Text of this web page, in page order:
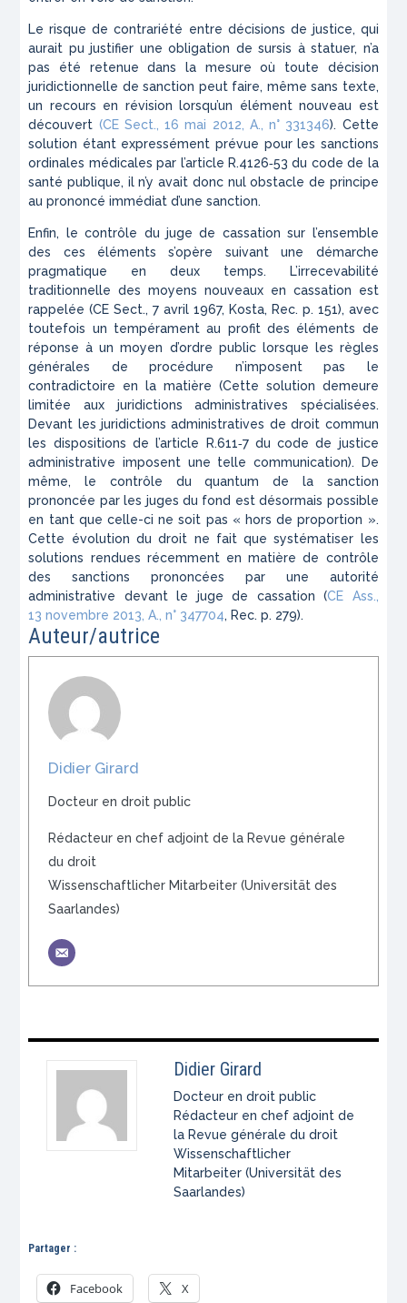
Le risque de contrariété entre décisions de justice, qui
aurait pu justifier une obligation de sursis à statuer, n’a
pas été retenue dans la mesure où toute décision
juridictionnelle de sanction peut faire, même sans texte,
un recours en révision lorsqu’un élément nouveau est
découvert (CE Sect., 16 mai 2012, A. , n° 331346). Cette
solution étant expressément prévue pour les sanctions
ordinales médicales par l’article R.4126‑53 du code de la
santé publique, il n’y avait donc nul obstacle de principe
au prononcé immédiat d’une sanction.
Enfin, le contrôle du juge de cassation sur l’ensemble
des ces éléments s’opère suivant une démarche
pragmatique en deux temps. L’irrecevabilité
traditionnelle des moyens nouveaux en cassation est
rappelée (CE Sect., 7 avril 1967, Kosta, Rec. p. 151), avec
toutefois un tempérament au profit des éléments de
réponse à un moyen d’ordre public lorsque les règles
générales de procédure n’imposent pas le
contradictoire en la matière (Cette solution demeure
limitée aux juridictions administratives spécialisées.
Devant les juridictions administratives de droit commun
les dispositions de l’article R.611‑7 du code de justice
administrative imposent une telle communication). De
même, le contrôle duquantum de la sanction
prononcée par les juges du fond est désormais possible
en tant que celle-ci ne soit pas « hors de proportion ».
Cette évolution du droit ne fait que systématiser les
solutions rendues récemment en matière de contrôle
des sanctions prononcées par une autorité
administrative devant le juge de cassation (CE Ass.,
13 novembre 2013,A. , n° 347704, Rec. p. 279).
Auteur/autrice
Didier Girard
Docteur en droit public
Rédacteur en chef adjoint de la Revue générale
du droit
Wissenschaftlicher Mitarbeiter (Universität des
Saarlandes)
Didier Girard
Docteur en droit public
Rédacteur en chef adjoint de
la Revue générale du droit
Wissenschaftlicher
Mitarbeiter (Universität des
Saarlandes)
Partager :
Facebook X